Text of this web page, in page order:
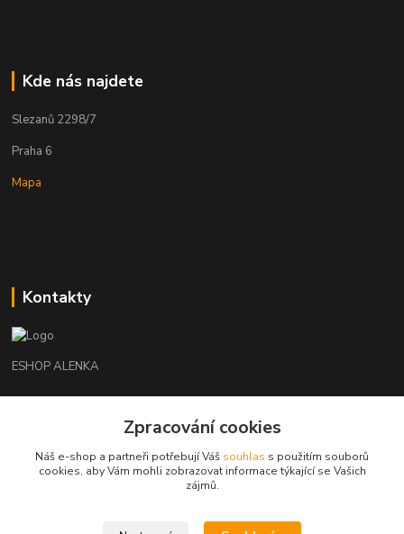
Kde nás najdete
Slezanů 2298/7
Praha 6
Mapa
Kontakty
ESHOP ALENKA
+420602541312
orechovka@inmes.cz
Zpracování cookies
Náš e-shop a partneři potřebují Váš souhlas s použitím souborů
cookies, aby Vám mohli zobrazovat informace týkající se Vašich
zájmů.